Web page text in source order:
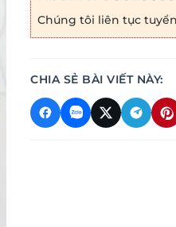
Chúng tôi liên tục
CHIA SẺ BÀI VIẾT NÀY: